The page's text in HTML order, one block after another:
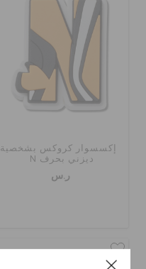
إكسسوار كروكس بشخصية
ديزني بحرف N
ر.س